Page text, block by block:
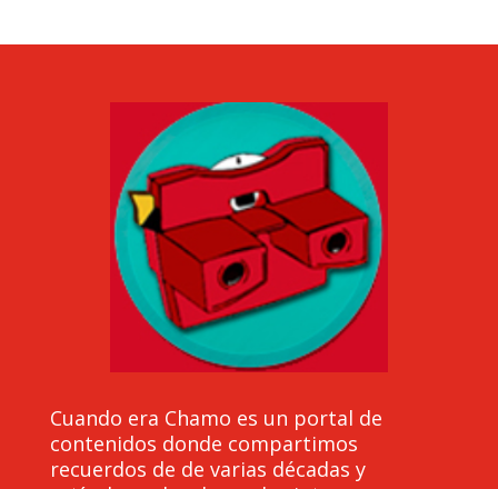
Cuando era Chamo es un portal de
contenidos donde compartimos
recuerdos de de varias décadas y